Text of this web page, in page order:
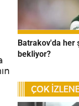
Batrakov'da her
bekliyor?